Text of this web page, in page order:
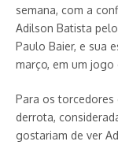
semana, com a
Adilson Batista
Paulo Baier, e sua
março, em um jogo
Para os torcedores
derrota,
gostariam de ver